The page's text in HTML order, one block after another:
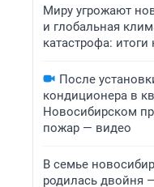
Миру угрожают
и глобальная
катастрофа: итоги
После
кондиционера в
Новосибирском
пожар — видео
В семье
родилась двойня